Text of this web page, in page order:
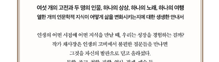
그들은 당신이 한 분야의 전문가가 되라고 충고한다. 그러나 아무도
하여 하나의 전문 분야를 가져야만 하는지를 말이다.”